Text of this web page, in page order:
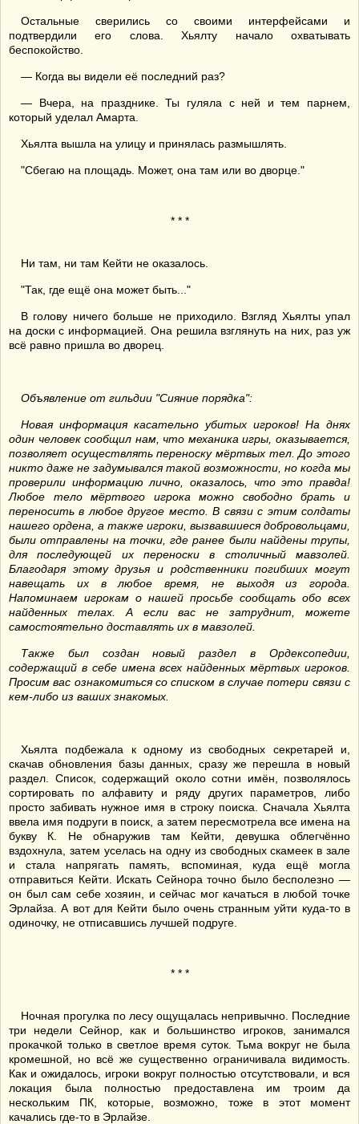
Остальные сверились со своими интерфейсами и
подтвердили его слова. Хьялту начало охватывать
беспокойство.
— Когда вы видели её последний раз?
— Вчера, на празднике. Ты гуляла с ней и тем парнем,
который уделал Амарта.
Хьялта вышла на улицу и принялась размышлять.
"Сбегаю на площадь. Может, она там или во дворце."
* * *
Ни там, ни там Кейти не оказалось.
"Так, где ещё она может быть..."
В голову ничего больше не приходило. Взгляд Хьялты упал
на доски с информацией. Она решила взглянуть на них, раз уж
всё равно пришла во дворец.
Объявление от гильдии "Сияние порядка":
Новая информация касательно убитых игроков! На днях
один человек сообщил нам, что механика игры, оказывается,
позволяет осуществлять переноску мёртвых тел. До этого
никто даже не задумывался такой возможности, но когда мы
проверили информацию лично, оказалось, что это правда!
Любое тело мёртвого игрока можно свободно брать и
переносить в любое другое место. В связи с этим солдаты
нашего ордена, а также игроки, вызвавшиеся добровольцами,
были отправлены на точки, где ранее были найдены трупы,
для последующей их переноски в столичный мавзолей.
Благодаря этому друзья и родственники погибших могут
навещать их в любое время, не выходя из города.
Напоминаем игрокам о нашей просьбе сообщать обо всех
найденных телах. А если вас не затруднит, можете
самостоятельно доставлять их в мавзолей.
Также был создан новый раздел в Ордексопедии,
содержащий в себе имена всех найденных мёртвых игроков.
Просим вас ознакомиться со списком в случае потери связи с
кем-либо из ваших знакомых.
Хьялта подбежала к одному из свободных секретарей и,
скачав обновления базы данных, сразу же перешла в новый
раздел. Список, содержащий около сотни имён, позволялось
сортировать по алфавиту и ряду других параметров, либо
просто забивать нужное имя в строку поиска. Сначала Хьялта
ввела имя подруги в поиск, а затем пересмотрела все имена на
букву К. Не обнаружив там Кейти, девушка облегчённо
вздохнула, затем уселась на одну из свободных скамеек в зале
и стала напрягать память, вспоминая, куда ещё могла
отправиться Кейти. Искать Сейнора точно было бесполезно —
он был сам себе хозяин, и сейчас мог качаться в любой точке
Эрлайза. А вот для Кейти было очень странным уйти куда-то в
одиночку, не отписавшись лучшей подруге.
* * *
Ночная прогулка по лесу ощущалась непривычно. Последние
три недели Сейнор, как и большинство игроков, занимался
прокачкой только в светлое время суток. Тьма вокруг не была
кромешной, но всё же существенно ограничивала видимость.
Как и ожидалось, игроки вокруг полностью отсутствовали, и вся
локация была полностью предоставлена им троим да
нескольким ПК, которые, возможно, тоже в этот момент
качались где-то в Эрлайзе.